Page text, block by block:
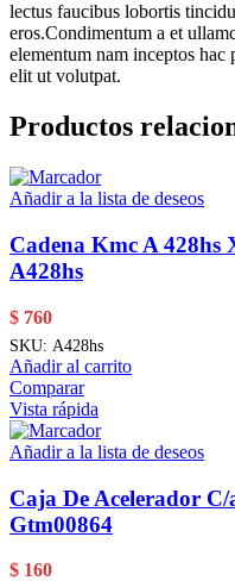
lectus faucibus lobortis
eros.Condimentum a et
elementum nam inceptos hac
elit ut volutpat.
Productos
Añadir a la lista de deseos
Cadena Kmc A 428hs
A428hs
$ 760
SKU: A428hs
Añadir al carrito
Comparar
Vista rápida
Añadir a la lista de deseos
Caja De Acelerador
Gtm00864
$ 160